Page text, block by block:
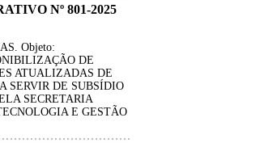
Nº 801-2025
Objeto:
DE
ATUALIZADAS DE
SERVIR DE SUBSÍDIO
SECRETARIA
E GESTÃO